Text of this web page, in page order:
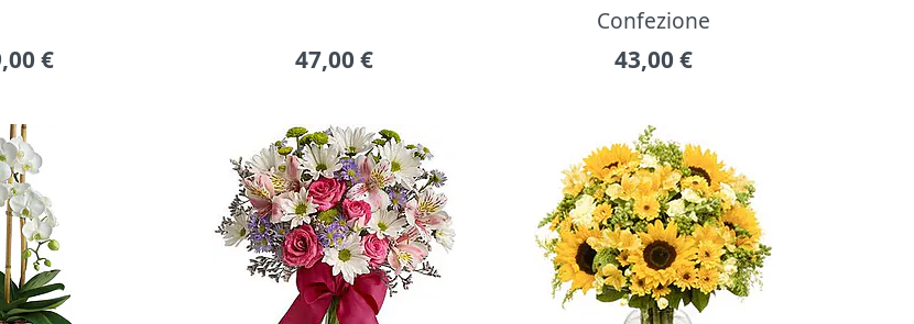
€ 47,00 €
Confezione
43,00 €